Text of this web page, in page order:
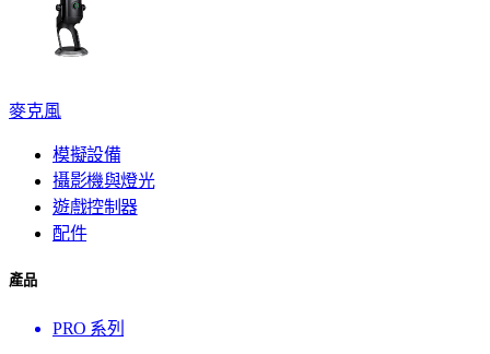
麥克風
模擬設備
攝影機與燈光
遊戲控制器
配件
產品
PRO 系列